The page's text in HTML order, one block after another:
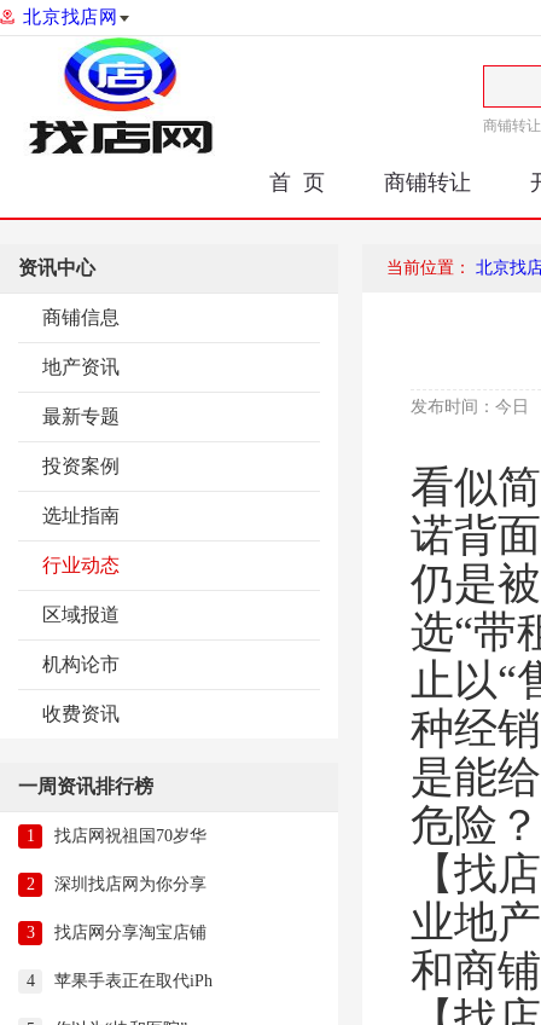
北京找店网
商铺转让
首 页 商铺转让
资讯中心
商铺信息
地产资讯
最新专题
投资案例
选址指南
行业动态
区域报道
机构论市
收费资讯
一周资讯排行榜
1 找店网祝祖国70岁华
2 深圳找店网为你分享
3 找店网分享淘宝店铺
4 苹果手表正在取代iPh
当前位置： 北京找
发布时间： 今日
看似
诺背
仍是
选“带
止以“
种经
是能
危险？
【找
业地
和商